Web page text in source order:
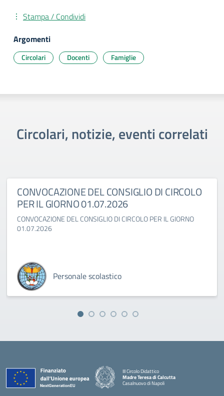
Stampa / Condividi
Argomenti
Circolari Docenti Famiglie
Circolari, notizie, eventi correlati
CONVOCAZIONE DEL CONSIGLIO DI CIRCOLO
PER IL GIORNO 01.07.2026
CONVOCAZIONE DEL CONSIGLIO DI CIRCOLO PER IL GIORNO
01.07.2026
Personale scolastico
III Circolo Didattico
Madre Teresa di Calcutta
Casalnuovo di Napoli
— Visita la pagina iniziale della scuola